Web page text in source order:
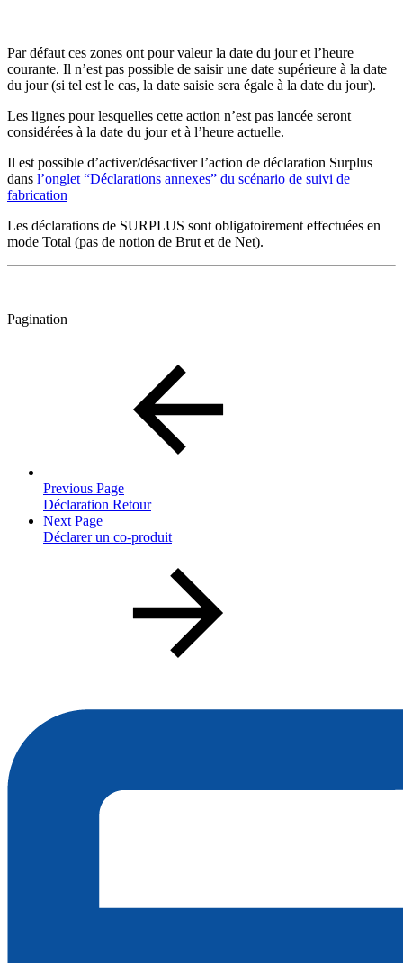
Par défaut ces zones ont pour valeur la date du jour et l’heure
courante. Il n’est pas possible de saisir une date supérieure à la date
du jour (si tel est le cas, la date saisie sera égale à la date du jour).
Les lignes pour lesquelles cette action n’est pas lancée seront
considérées à la date du jour et à l’heure actuelle.
Il est possible d’activer/désactiver l’action de déclaration Surplus
dans l’onglet “Déclarations annexes” du scénario de suivi de
fabrication
Les déclarations de SURPLUS sont obligatoirement effectuées en
mode Total (pas de notion de Brut et de Net).
Pagination
Previous Page
Déclaration Retour
Next Page
Déclarer un co-produit